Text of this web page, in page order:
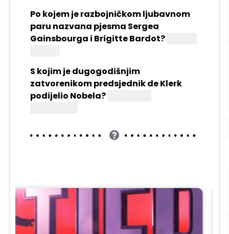
Po kojem je razbojničkom ljubavnom
paru nazvana pjesma Sergea
Gainsbourga i Brigitte Bardot?
S kojim je dugogodišnjim
zatvorenikom predsjednik de Klerk
podijelio Nobela?